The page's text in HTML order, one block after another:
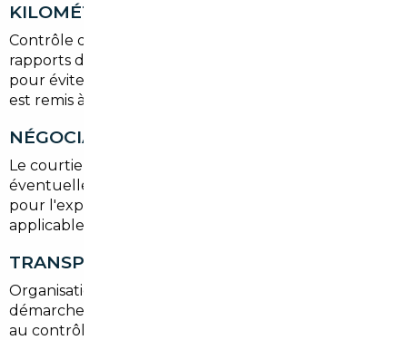
KILOMÉTRAGE
Contrôle des factures, du carnet d'entretien, des
rapports d'expertise et des relevés kilométriques
pour éviter toute mauvaise surprise. Un rapport clair
est remis à l'acheteur à Thann.
NÉGOCIATION ET ACHAT
Le courtier négocie le prix, vérifie les garanties
éventuelles et prépare les documents nécessaires
pour l'exportation (certificat de vente, quitus fiscal si
applicable).
TRANSPORT ET IMMATRICULATION
Organisation du transport sécurisé jusqu'à Thann,
démarches pour l'immatriculation française, passage
au contrôle technique si nécessaire et obtention de